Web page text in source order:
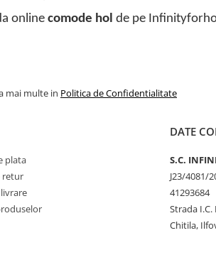
online comode hol de pe
mai multe in Politica de Confidentialitate
plata
retur
DATE
S.C.
J23/4081/
41293684
Strada I.C.
Chitila,